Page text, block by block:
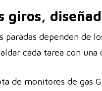
giros,
dependen de
cada tarea con una
de monitores de gas